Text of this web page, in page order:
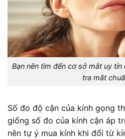
Bạn nên tìm đến cơ sở mắt uy
tra mắt
Số đo độ cận của kính gọng
giống số đo của kính cận áp
nên tự ý mua kính khi đổi từ